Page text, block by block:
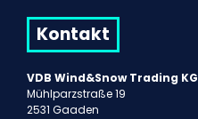
Kontakt
VDB Wind&Snow Trading KG
Mühlparzstraße 19
2531 Gaaden